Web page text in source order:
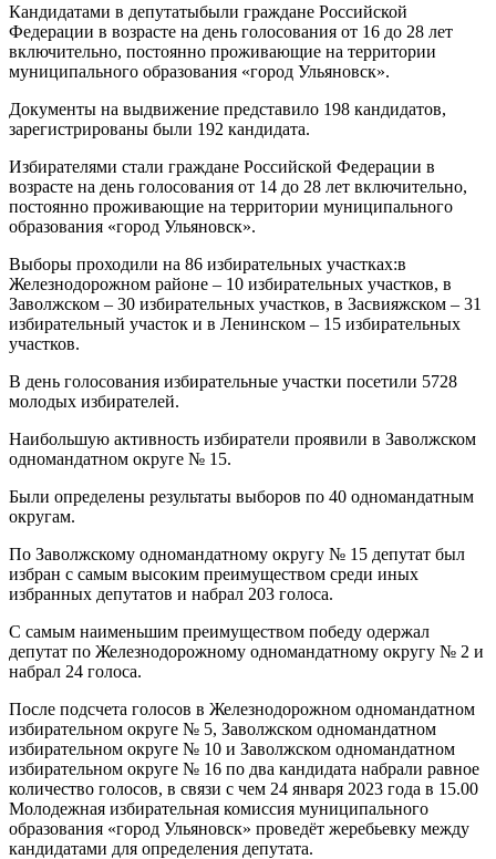
Кандидатами в депутатыбыли граждане Российской
Федерации в возрасте на день голосования от 16 до 28 лет
включительно, постоянно проживающие на территории
муниципального образования «город Ульяновск».
Документы на выдвижение представило 198 кандидатов,
зарегистрированы были 192 кандидата.
Избирателями стали граждане Российской Федерации в
возрасте на день голосования от 14 до 28 лет включительно,
постоянно проживающие на территории муниципального
образования «город Ульяновск».
Выборы проходили на 86 избирательных участках:в
Железнодорожном районе – 10 избирательных участков, в
Заволжском – 30 избирательных участков, в Засвияжском – 31
избирательный участок и в Ленинском – 15 избирательных
участков.
В день голосования избирательные участки посетили 5728
молодых избирателей.
Наибольшую активность избиратели проявили в Заволжском
одномандатном округе № 15.
Были определены результаты выборов по 40 одномандатным
округам.
По Заволжскому одномандатному округу № 15 депутат был
избран с самым высоким преимуществом среди иных
избранных депутатов и набрал 203 голоса.
С самым наименьшим преимуществом победу одержал
депутат по Железнодорожному одномандатному округу № 2 и
набрал 24 голоса.
После подсчета голосов в Железнодорожном одномандатном
избирательном округе № 5, Заволжском одномандатном
избирательном округе № 10 и Заволжском одномандатном
избирательном округе № 16 по два кандидата набрали равное
количество голосов, в связи с чем 24 января 2023 года в 15.00
Молодежная избирательная комиссия муниципального
образования «город Ульяновск» проведёт жеребьевку между
кандидатами для определения депутата.